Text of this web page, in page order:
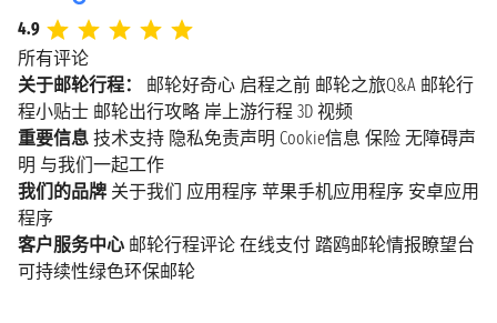
4.9
所有评论
关于邮轮行程：
邮轮好奇心 启程之前 邮轮之旅Q&A 邮轮行
程小贴士 邮轮出行攻略 岸上游行程 3D 视频
重要信息 技术支持 隐私免责声明 Cookie信息 保险 无障碍声
明 与我们一起工作
我们的品牌 关于我们 应用程序 苹果手机应用程序 安卓应用
程序
客户服务中心 邮轮行程评论 在线支付 踏鸥邮轮情报瞭望台
可持续性绿色环保邮轮